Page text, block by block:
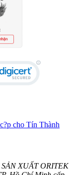
XUẤT ORITEK